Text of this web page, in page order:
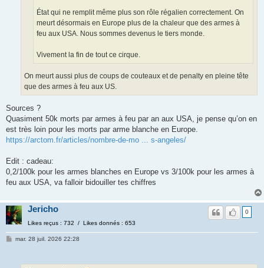
État qui ne remplit même plus son rôle régalien correctement. On
meurt désormais en Europe plus de la chaleur que des armes à
feu aux USA. Nous sommes devenus le tiers monde.
Vivement la fin de tout ce cirque.
On meurt aussi plus de coups de couteaux et de penalty en pleine tête
que des armes à feu aux US.
Sources ?
Quasiment 50k morts par armes à feu par an aux USA, je pense qu’on en
est très loin pour les morts par arme blanche en Europe.
https://arctom.fr/articles/nombre-de-mo ... s-angeles/
Edit : cadeau:
0,2/100k pour les armes blanches en Europe vs 3/100k pour les armes à
feu aux USA, va falloir bidouiller tes chiffres
Jericho
Likes reçus : 732 / Likes donnés : 653
0
mar. 28 juil. 2026 22:28